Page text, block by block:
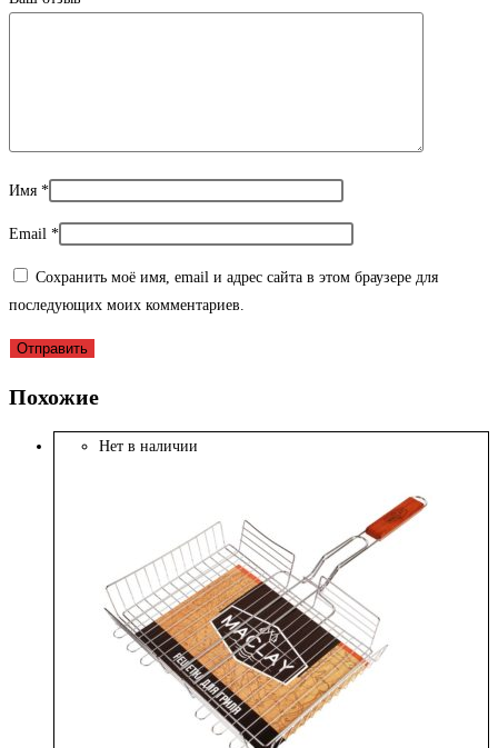
Имя *
Email *
Сохранить моё имя, email и адрес сайта в этом браузере для
последующих моих комментариев.
Похожие
Нет в наличии